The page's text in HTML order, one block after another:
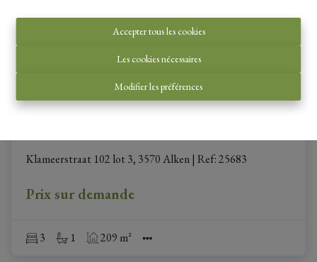
Accepter tous les cookies
Les cookies nécessaires
Modifier les préférences
Klameerstraat 102 lot 3, 3570 Alken | Ref: 25683
Prix sur demande
3 1 209 m²